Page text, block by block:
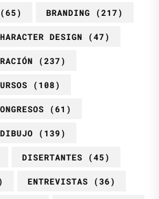
(65) BRANDING (217)
CHARACTER DESIGN (47)
(237)
(108)
CONGRESOS (61)
DIBUJO (139)
DISERTANTES (45)
ENTREVISTAS (36)